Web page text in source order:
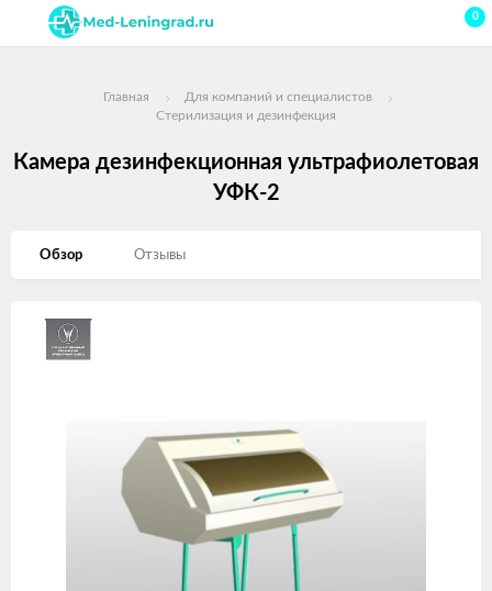
0
Главная
Для компаний и специалистов
Стерилизация и дезинфекция
Камера дезинфекционная ультрафиолетовая
УФК-2
Обзор Отзывы
Изображения